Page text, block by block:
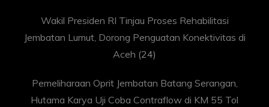
Wakil Presiden RI Tinjau Proses Rehabilitasi
Jembatan Lumut, Dorong Penguatan Konektivitas di
Aceh (24)
Pemeliharaan Oprit Jembatan Batang Serangan,
Hutama Karya Uji Coba Contraflow di KM 55 Tol